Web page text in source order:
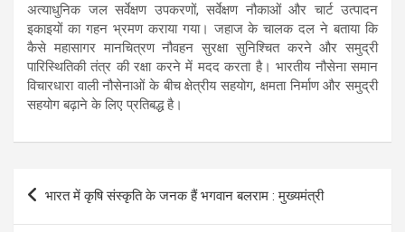
अत्याधुनिक जल सर्वेक्षण उपकरणों, सर्वेक्षण नौकाओं और चार्ट उत्पादन
इकाइयों का गहन भ्रमण कराया गया। जहाज के चालक दल ने बताया कि
कैसे महासागर मानचित्रण नौवहन सुरक्षा सुनिश्चित करने और समुद्री
पारिस्थितिकी तंत्र की रक्षा करने में मदद करता है। भारतीय नौसेना समान
विचारधारा वाली नौसेनाओं के बीच क्षेत्रीय सहयोग, क्षमता निर्माण और समुद्री
सहयोग बढ़ाने के लिए प्रतिबद्ध है।
Post
navigation
भारत में कृषि संस्कृति के जनक हैं भगवान बलराम : मुख्यमंत्री